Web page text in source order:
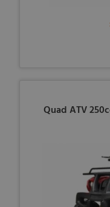
Quad ATV